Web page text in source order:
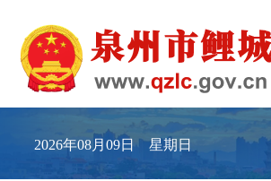
2026年08月09日 星期日